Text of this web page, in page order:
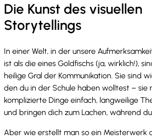
Die Kunst des visuellen
Storytellings
In einer Welt, in der unsere
ist als die eines Goldfischs (ja, wirklich!),
heilige Gral der Kommunikation. Sie sind
den du in der Schule haben wolltest – sie
komplizierte Dinge einfach, langweilige
und bringen dich zum Lachen, während du
Aber wie erstellt man so ein Meisterwerk